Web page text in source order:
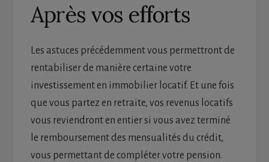
Après vos efforts
Les astuces précédemment vous permettront de
rentabiliser de manière certaine votre
investissement en immobilier locatif. Et une fois
que vous partez en retraite, vos revenus locatifs
vous reviendront en entier si vous avez terminé
le remboursement des mensualités du crédit,
vous permettant de compléter votre pension.